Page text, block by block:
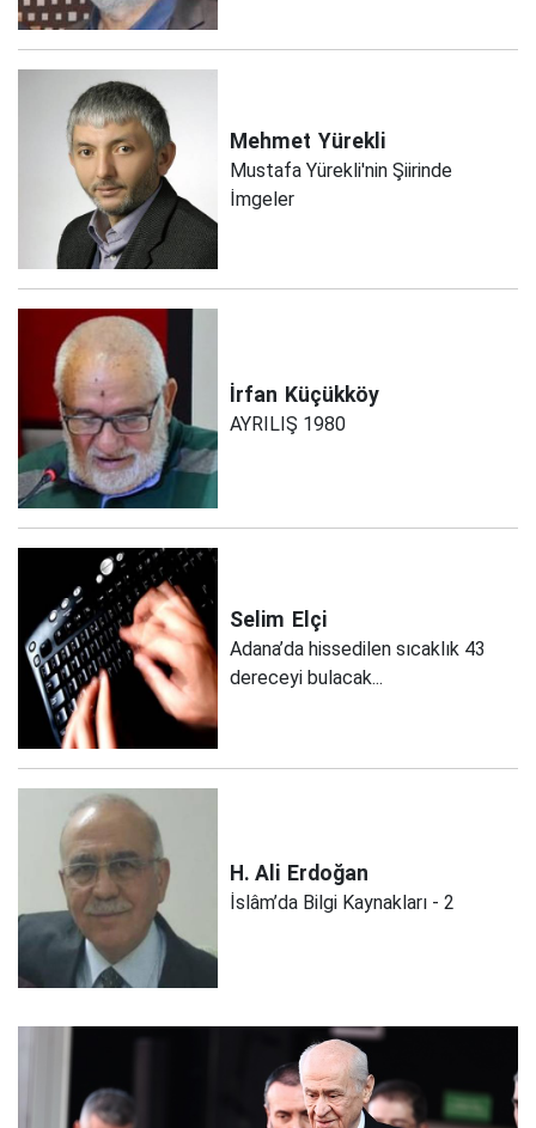
Mehmet Yürekli
Mustafa Yürekli'nin Şiirinde
İmgeler
İrfan Küçükköy
AYRILIŞ 1980
Selim Elçi
Adana’da hissedilen sıcaklık 43
dereceyi bulacak...
H. Ali Erdoğan
İslâm’da Bilgi Kaynakları - 2